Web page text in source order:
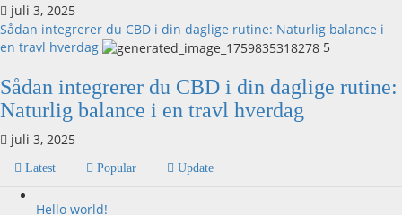
juli 3, 2025
Sådan integrerer du CBD i din daglige rutine: Naturlig balance i
en travl hverdag
5
Sådan integrerer du CBD i din daglige rutine:
Naturlig balance i en travl hverdag
juli 3, 2025
Latest Popular Update
Hello world!